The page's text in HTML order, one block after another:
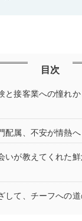
目次
と接客業への憧れ
配属、不安が情熱へ
いが教えてくれた
して、チーフへの